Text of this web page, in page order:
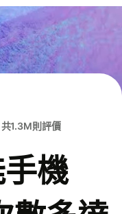
共1.3M則評價
機